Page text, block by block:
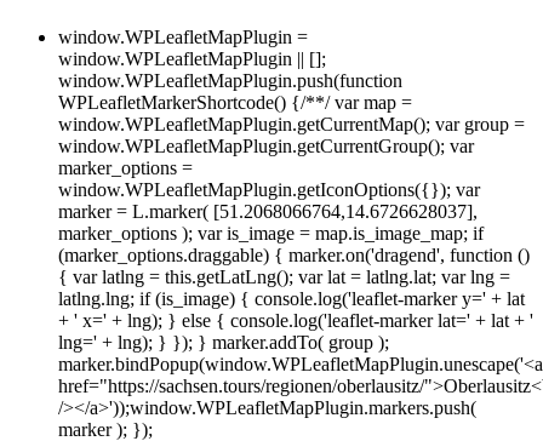
window.WPLeafletMapPlugin =
window.WPLeafletMapPlugin || [];
window.WPLeafletMapPlugin.push(function
WPLeafletMarkerShortcode() {/**/ var map =
window.WPLeafletMapPlugin.getCurrentMap(); var group =
window.WPLeafletMapPlugin.getCurrentGroup(); var
marker_options =
window.WPLeafletMapPlugin.getIconOptions({}); var
marker = L.marker( [51.2068066764,14.6726628037],
marker_options ); var is_image = map.is_image_map; if
(marker_options.draggable) { marker.on('dragend', function ()
{ var latlng = this.getLatLng(); var lat = latlng.lat; var lng =
latlng.lng; if (is_image) { console.log('leaflet-marker y=' + lat
+ ' x=' + lng); } else { console.log('leaflet-marker lat=' + lat + '
lng=' + lng); } }); } marker.addTo( group );
marker.bindPopup(window.WPLeafletMapPlugin.unescape('<a
href="https://sachsen.tours/regionen/oberlausitz/
/></a>'));window.WPLeafletMapPlugin.markers.push(
marker ); });